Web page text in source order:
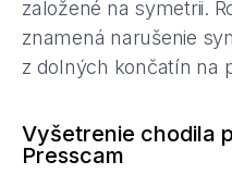
založené na symetrii.
znamená narušenie
z dolných končatín na
Vyšetrenie chodila
Presscam